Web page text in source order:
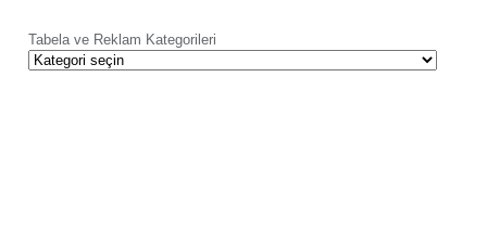
Tabela ve Reklam Kategorileri